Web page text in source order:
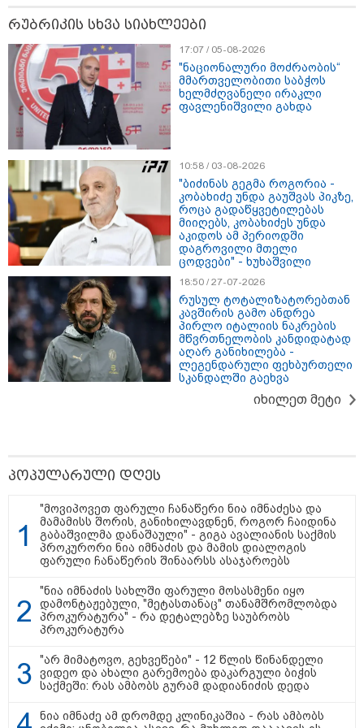
23:40 / 07-08-2026
იტალიამ ყველა
ქალაქში განგაშის
წითელი დონე
გამოაცხადა
23:15 / 07-08-2026
ამოუცნობი
ანომალიური
მოვლენები - ტრამპის
ადმინისტრაციამ “UFO”-
ს ფაილების მორიგი
პაკეტი გამოაქვეყნა
დაესხნენ
და
მარტო
"Soos! ამ წუთებში თავს დაესხნენ
არასრულწლოვანების და
სავარაუდოდ არა მარტო
არასრულწლოვანების ჯგუფი" - რა
ინფორმაციას ავრცელებს
ადვოკატი?
"იპოვონ ერთი გოგონა, ვისაც გიგა
სექსუალურად ავიწროებდა - თუ
გამოჩნდება 10 000 ლარს
ოფიციალურად, სახალხოდ
გადავცემ" - ეკა კუპატაძე
განცხადებას ავრცელებს
რა ისმინს სახლში დაყენებული
"ამ ვიდეოს ნახვა ჩემთვის იყო
სიკვდილი" - რას ამბობს
დაკარგული 17 წლის ბიჭის დედა
ვიდეოკადრებზე, სადაც შვილის
განწირული ვედრების ხმა
რუბრიკის სხვა სიახლეები
17:07 / 05-08-2026
"ნაციონალური მოძრაობის“
მმართველობითი საბჭოს
ხელმძღვანელი ირაკლი
ფავლენიშვილი გახდა
10:58 / 03-08-2026
"ბიძინას გეგმა როგორია -
კობახიძე უნდა გაუშვას პიკზე,
როცა გადაწყვეტილებას
მიიღებს, კობახიძეს უნდა
აკიდოს ამ პერიოდში
დაგროვილი მთელი
ცოდვები" - ხუხაშვილი
18:50 / 27-07-2026
რუსულ ტოტალიზატორებთან
კავშირის გამო ანდრეა
პირლო იტალიის ნაკრების
მწვრთნელობის კანდიდატად
აღარ განიხილება -
ლეგენდარული ფეხბურთელი
სკანდალში გაეხვა
იხილეთ მეტი
პოპულარული დღეს
"მოვიპოვეთ ფარული ჩანაწერი ნია იმნაძესა და
მამამისს შორის, განიხილავდნენ, როგორ ჩაიდინა
გაბაშვილმა დანაშაული" - გიგა ავალიანის საქმის
პროკურორი ნია იმნაძის და მამის დიალოგის
ფარული ჩანაწერის შინაარსს ასაჯაროებს
"ნია იმნაძის სახლში ფარული მოსასმენი იყო
დამონტაჟებული, "მეტასთანაც" თანამშრომლობდა
პროკურატურა" - რა დეტალებზე საუბრობს
პროკურატურა
"არ მიმატოვო, გეხვეწები" - 12 წლის წინანდელი
ვიდეო და ახალი გარემოება დაკარგული ბიჭის
საქმეში: რას ამბობს გურამ დადიანიძის დედა
ნია იმნაძე ამ დრომდე კლინიკაშია - რას ამბობს